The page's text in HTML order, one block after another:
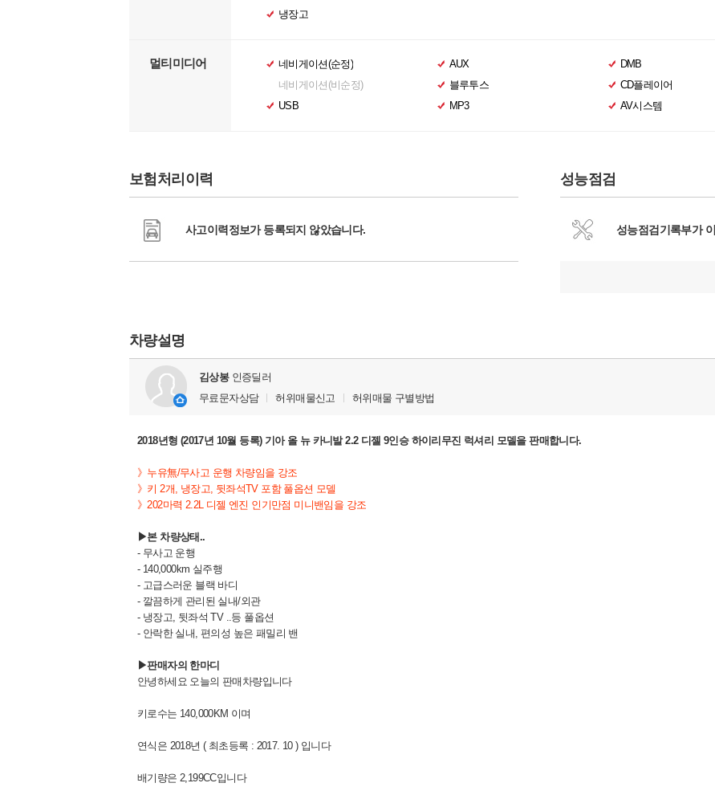
냉장고
멀티미디어
네비게이션(순정)
네비게이션(비순정)
USB
AUX
블루투스
MP3
DMB
CD플레이어
AV시스템
보험처리이력
사고이력정보가 등록되지 않았습니다.
성능점검
성능점검기록부가
차량설명
김상봉인증딜러
무료문자상담
허위매물신고 허위매물 구별방법
2018년형 (2017년 10월 등록) 기아 올 뉴 카니발 2.2 디젤 9인승 하이리무진 럭셔리 모델을 판매합니다.
》누유無/무사고 운행 차량임을 강조
》키 2개, 냉장고, 뒷좌석TV 포함 풀옵션 모델
》202마력 2.2L 디젤 엔진 인기만점 미니밴임을 강조
▶본 차량상태..
- 무사고 운행
- 140,000km 실주행
- 고급스러운 블랙 바디
- 깔끔하게 관리된 실내/외관
- 냉장고, 뒷좌석 TV ..등 풀옵션
- 안락한 실내, 편의성 높은 패밀리 밴
▶판매자의 한마디
안녕하세요 오늘의 판매차량입니다
키로수는 140,000KM 이며
연식은 2018년 ( 최초등록 : 2017. 10 ) 입니다
배기량은 2,199CC입니다